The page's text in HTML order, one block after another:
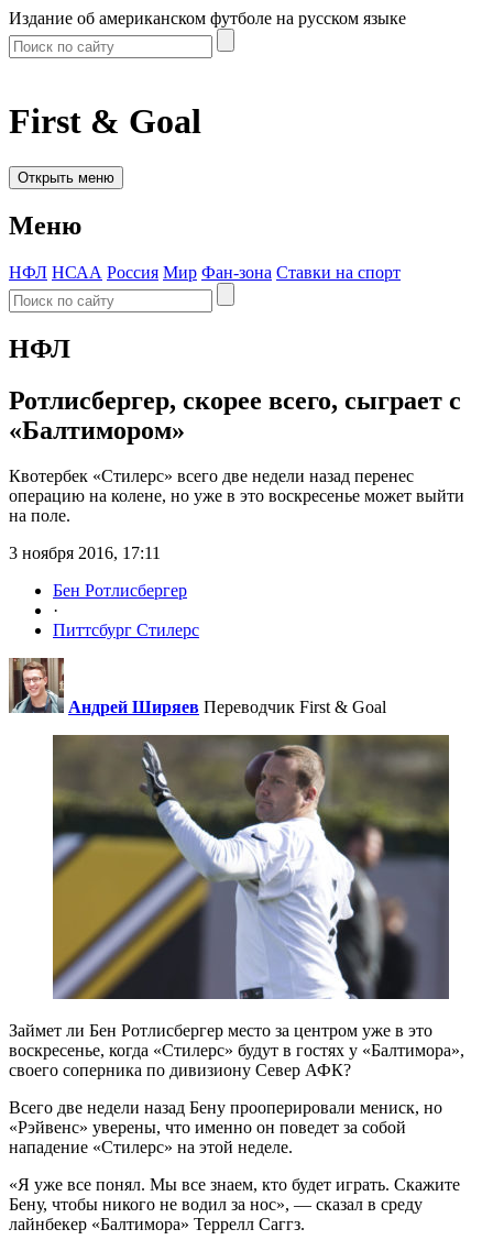
Издание об американском футболе на русском языке
First & Goal
Открыть меню
Меню
НФЛ НСАА Россия Мир Фан-зона Ставки на спорт
НФЛ
Ротлисбергер, скорее всего, сыграет с
«Балтимором»
Квотербек «Стилерс» всего две недели назад перенес
операцию на колене, но уже в это воскресенье может выйти
на поле.
3 ноября 2016, 17:11
Бен Ротлисбергер
·
Питтсбург Стилерс
Андрей Ширяев Переводчик First & Goal
Займет ли Бен Ротлисбергер место за центром уже в это
воскресенье, когда «Стилерс» будут в гостях у «Балтимора»,
своего соперника по дивизиону Север АФК?
Всего две недели назад Бену прооперировали мениск, но
«Рэйвенс» уверены, что именно он поведет за собой
нападение «Стилерс» на этой неделе.
«Я уже все понял. Мы все знаем, кто будет играть. Скажите
Бену, чтобы никого не водил за нос», — сказал в среду
лайнбекер «Балтимора» Террелл Саггз.